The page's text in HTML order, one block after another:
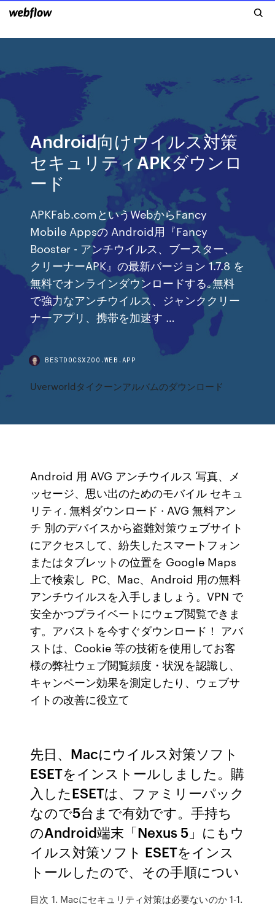
Android向けウイルス対策
セキュリティAPKダウンロ
ード
APKFab.comというWebからFancy
Mobile Appsの Android用『Fancy
Booster - アンチウイルス、ブースター、
クリーナーAPK』の最新バージョン 1.7.8 を
無料でオンラインダウンロードする｡無料
で強力なアンチウイルス、ジャンククリー
ナーアプリ、携帯を加速す …
BESTDOCSXZOO.WEB.APP
Uverworldタイクーンアルバムのダウンロード
Android 用 AVG アンチウイルス 写真、メ
ッセージ、思い出のためのモバイル セキュ
リティ. 無料ダウンロード · AVG 無料アン
チ 別のデバイスから盗難対策ウェブサイト
にアクセスして、紛失したスマートフォン
またはタブレットの位置を Google Maps
上で検索し PC、Mac、Android 用の無料
アンチウイルスを入手しましょう。VPN で
安全かつプライベートにウェブ閲覧できま
す。アバストを今すぐダウンロード！ アバ
ストは、Cookie 等の技術を使用してお客
様の弊社ウェブ閲覧頻度・状況を認識し、
キャンペーン効果を測定したり、ウェブサ
イトの改善に役立て
先日、Macにウイルス対策ソフト
ESETをインストールしました。購
入したESETは、ファミリーパック
なので5台まで有効です。手持ち
のAndroid端末「Nexus 5」にもウ
イルス対策ソフト ESETをインス
トールしたので、その手順につい
目次 1. Macにセキュリティ対策は必要ないのか 1-1.